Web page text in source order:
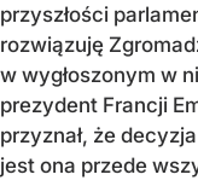
przyszłości
rozwiązuję
w wygłoszonym w
prezydent Francji
przyznał, że
jest ona przede